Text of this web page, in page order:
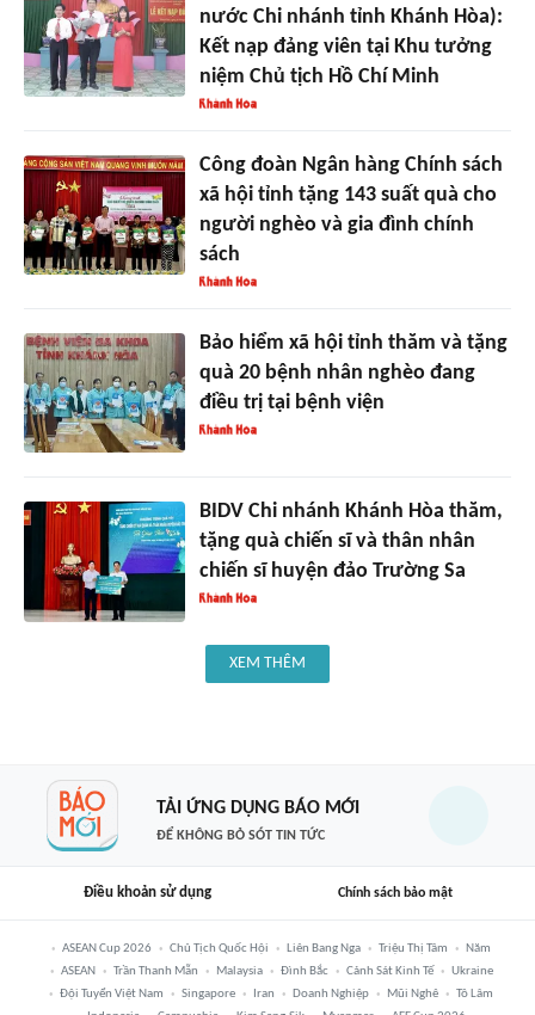
nước Chi nhánh tỉnh Khánh Hòa):
Kết nạp đảng viên tại Khu tưởng
niệm Chủ tịch Hồ Chí Minh
Công đoàn Ngân hàng Chính sách
xã hội tỉnh tặng 143 suất quà cho
người nghèo và gia đình chính
sách
Bảo hiểm xã hội tỉnh thăm và tặng
quà 20 bệnh nhân nghèo đang
điều trị tại bệnh viện
BIDV Chi nhánh Khánh Hòa thăm,
tặng quà chiến sĩ và thân nhân
chiến sĩ huyện đảo Trường Sa
XEM THÊM
TẢI ỨNG DỤNG BÁO MỚI
ĐỂ KHÔNG BỎ SÓT TIN TỨC
Điều khoản sử dụng Chính sách bảo mật
ASEAN Cup 2026 Chủ Tịch Quốc Hội Liên Bang Nga Triệu Thị Tâm
Năm
ASEAN
Trần Thanh Mẫn Malaysia Đình Bắc Cảnh Sát Kinh Tế
Ukraine
Đội Tuyển Việt Nam
Singapore Iran Doanh Nghiệp Mũi Nghê
Tô Lâm